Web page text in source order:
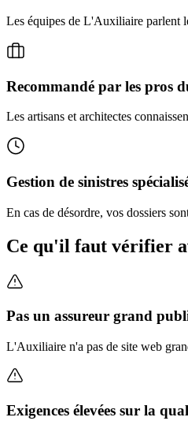
Les équipes de L'Auxiliaire parlent
Recommandé par les pros
Les artisans et architectes
Gestion de sinistres
En cas de désordre, vos dossiers
Ce qu'il faut vérifier
Pas un assureur grand
L'Auxiliaire n'a pas de site web
Exigences élevées sur la